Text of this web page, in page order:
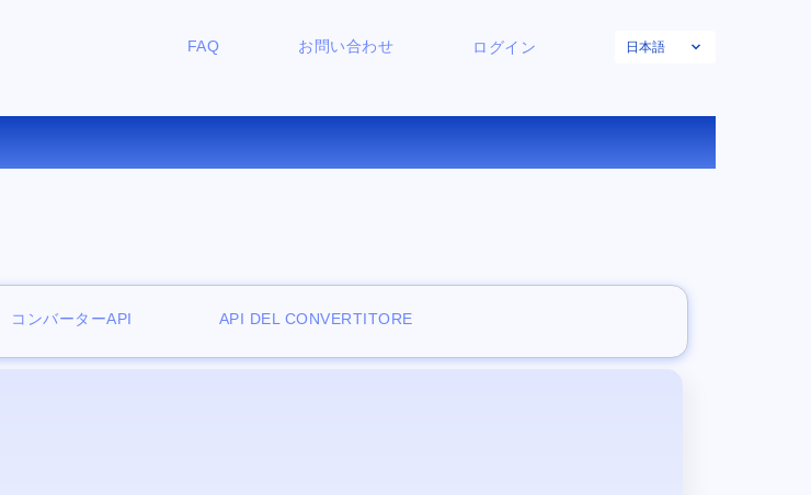
FAQ お問い合わせ ログイン 日本語
オンラインで変換する
コンバーターAPI API DEL CONVERTITORE